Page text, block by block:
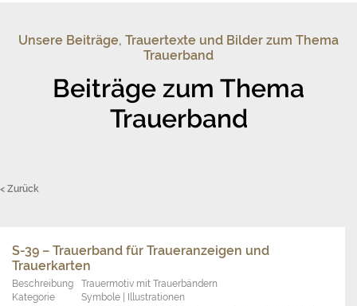
Unsere Beiträge, Trauertexte und Bilder zum Thema
Trauerband
Beiträge zum Thema
Trauerband
< Zurück
S-39 – Trauerband für Traueranzeigen und
Trauerkarten
Beschreibung
Trauermotiv mit Trauerbändern
Kategorie
Symbole | Illustrationen